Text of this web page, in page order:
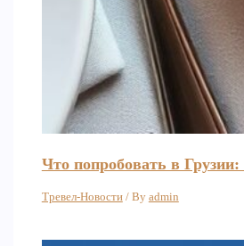
Что попробовать в
Тревел-Новости/ By admin